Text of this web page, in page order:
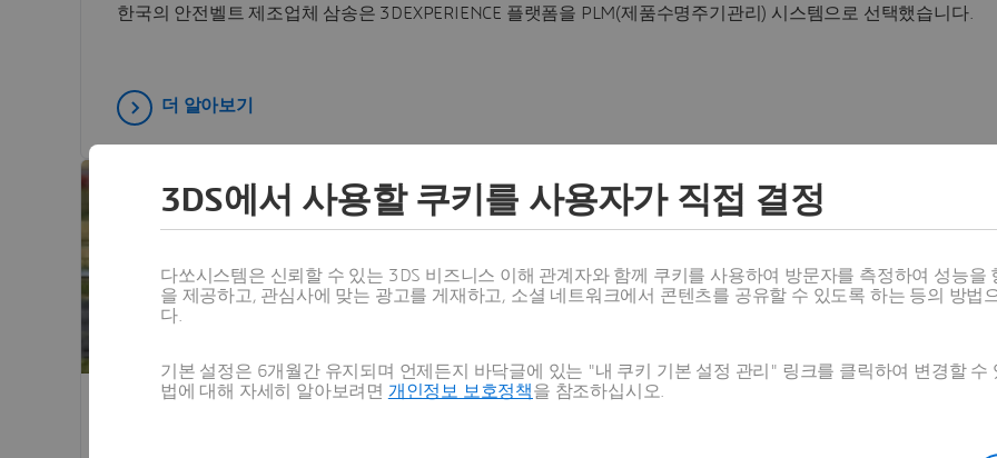
한국의 안전벨트 제조업체 삼송은 3DEXPERIENCE 플랫폼을 PLM(제품수명주기관리) 시스템으로 선택했습니다.
더 알아보기
3DS에서 사용할 쿠키를 사용자가 직접 결정
다쏘시스템은 신뢰할 수 있는 3DS 비즈니스 이해 관계자와 함께 쿠키를 사용하여 방문자를 측정하여 성능
을 제공하고, 관심사에 맞는 광고를 게재하고, 소셜 네트워크에서 콘텐츠를 공유할 수 있도록 하는 등의 방법
다.
기본 설정은 6개월간 유지되며 언제든지 바닥글에 있는 "내 쿠키 기본 설정 관리" 링크를 클릭하여 변경할
법에 대해 자세히 알아보려면 개인정보 보호정책을 참조하십시오.